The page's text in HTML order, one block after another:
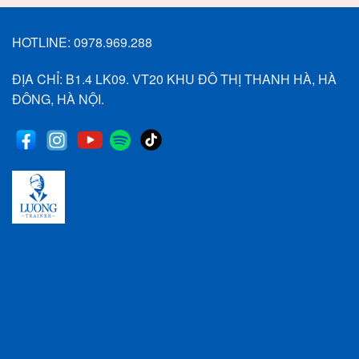
HOTLINE: 0978.969.288
ĐỊA CHỈ: B1.4 LK09. VT20 KHU ĐÔ THỊ THANH HÀ, HÀ
ĐÔNG, HÀ NỘI.